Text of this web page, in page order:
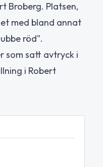
Broberg. Platsen,
med bland annat
röd".
som satt avtryck i
i Robert